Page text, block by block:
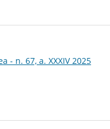
- n. 67, a. XXXIV 2025